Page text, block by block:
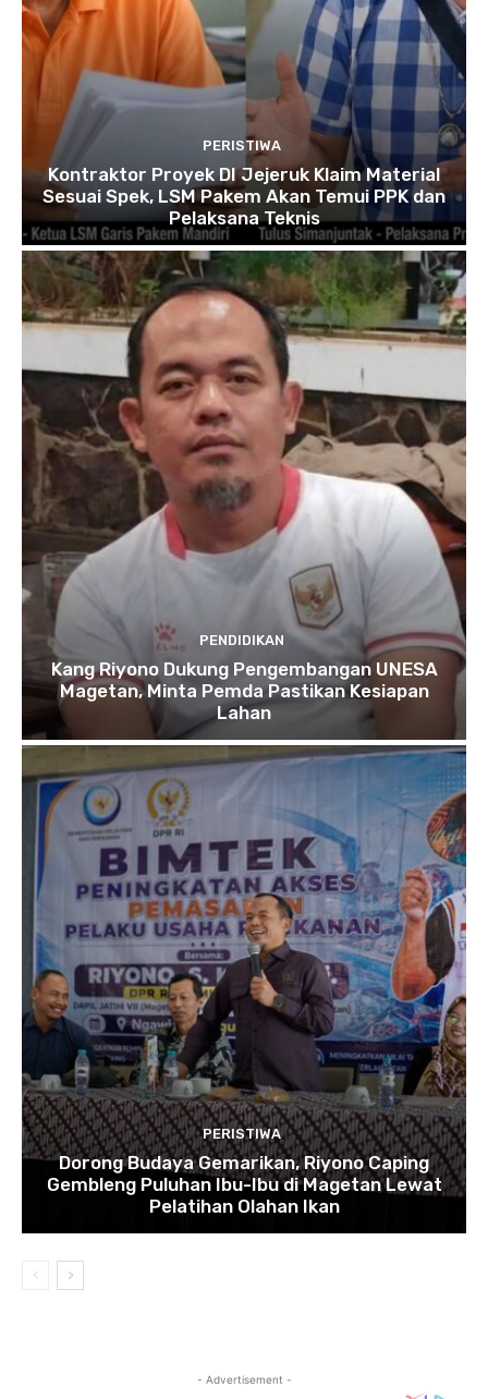
PERISTIWA
Kontraktor Proyek DI Jejeruk Klaim Material
Sesuai Spek, LSM Pakem Akan Temui PPK dan
Pelaksana Teknis
PENDIDIKAN
Kang Riyono Dukung Pengembangan UNESA
Magetan, Minta Pemda Pastikan Kesiapan
Lahan
PERISTIWA
Dorong Budaya Gemarikan, Riyono Caping
Gembleng Puluhan Ibu-Ibu di Magetan Lewat
Pelatihan Olahan Ikan
- Advertisement -